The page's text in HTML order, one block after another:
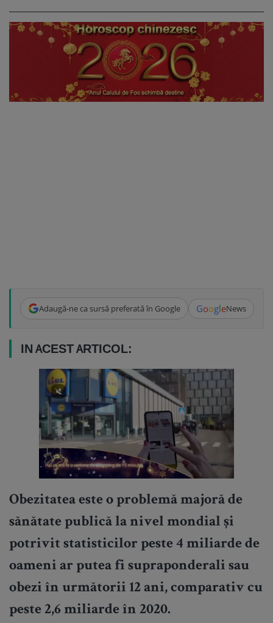
Adaugă-ne ca sursă preferată în Google GoogleNews
IN ACEST ARTICOL:
Obezitatea este o problemă majoră de
sănătate publică la nivel mondial și
potrivit statisticilor peste 4 miliarde de
oameni ar putea fi supraponderali sau
obezi în următorii 12 ani, comparativ cu
peste 2,6 miliarde în 2020.